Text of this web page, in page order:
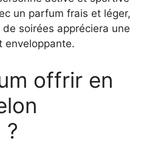
un parfum frais et léger,
de soirées appréciera une
enveloppante.
offrir en
?